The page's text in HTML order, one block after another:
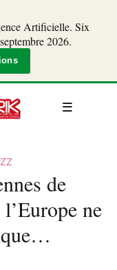
Artificielle. Six
2026.
de
ne